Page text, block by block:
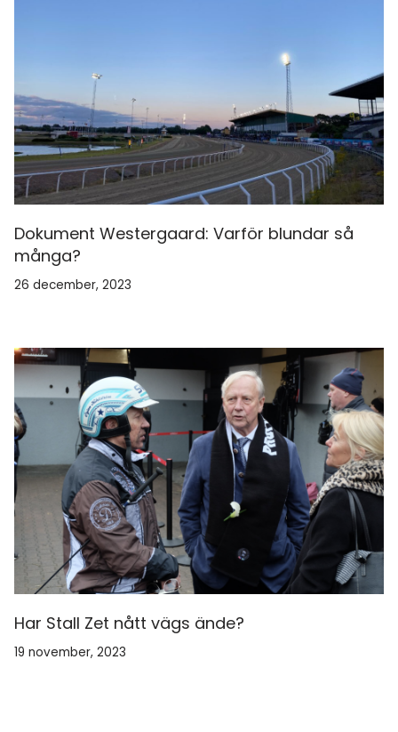
Dokument Westergaard: Varför blundar så
många?
26 december, 2023
Har Stall Zet nått vägs ände?
19 november, 2023